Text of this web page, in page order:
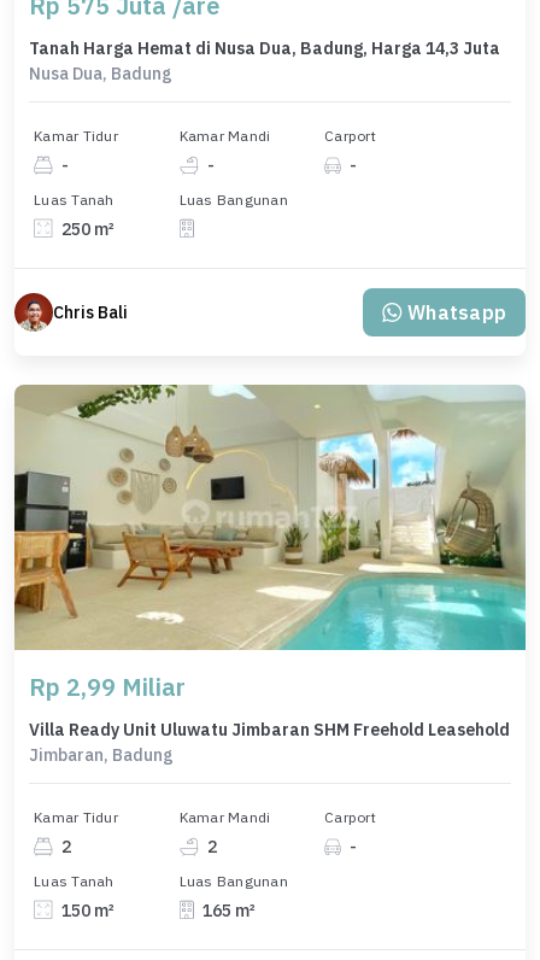
Tanah Harga Hemat di Nusa Dua, Badung, Harga 14,3 Juta
Nusa Dua, Badung
Kamar Tidur
-
Kamar Mandi
-
Carport
-
Luas Tanah
250 m²
Luas Bangunan
Chris Bali Whatsapp
Rp 2,99 Miliar
Villa Ready Unit Uluwatu Jimbaran SHM Freehold Leasehold
Jimbaran, Badung
Kamar Tidur
2
Kamar Mandi
2
Carport
-
Luas Tanah
150 m²
Luas Bangunan
165 m²